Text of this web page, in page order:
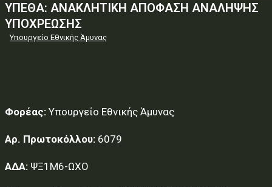
ΥΠΕΘΑ: ΑΝΑΚΛΗΤΙΚΗ ΑΠΟΦΑΣΗ ΑΝΑΛΗΨΗΣ
ΥΠΟΧΡΕΩΣΗΣ
Υπουργείο Εθνικής Άμυνας
Φορέας: Υπουργείο Εθνικής Άμυνας
Αρ. Πρωτοκόλλου: 6079
ΑΔΑ: ΨΞ1Μ6-ΩΧΟ